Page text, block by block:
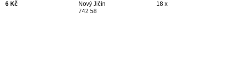
6 Kč
Nový Jičín
742 58
18 x